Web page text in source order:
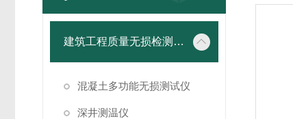
建筑工程质量无损检测仪器
混凝土多功能无损测试仪
深井测温仪